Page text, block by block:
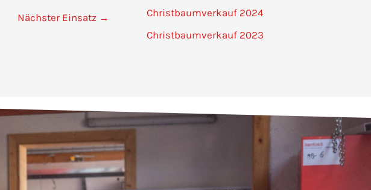
Nächster Einsatz →
Christbaumverkauf 2024
Christbaumverkauf 2023